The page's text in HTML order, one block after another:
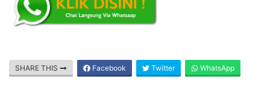
SHARE THIS Facebook Twitter WhatsApp